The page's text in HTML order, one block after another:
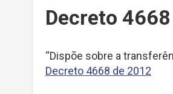
Decreto
“Dispõe sobre a
Decreto 4668 de 2012